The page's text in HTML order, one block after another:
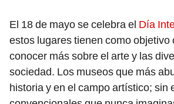
El 18 de mayo se celebra el Día
estos lugares tienen como
conocer más sobre el arte y las
sociedad. Los museos que más
historia y en el campo artístico;